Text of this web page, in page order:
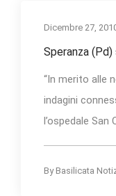
Dicembre 27,
Speranza (Pd)
“In merito alle
indagini
l’ospedale San
By Basilicata